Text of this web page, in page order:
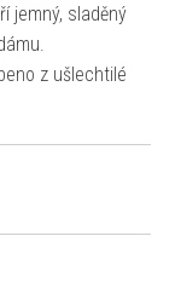
jemný, sladěný
z ušlechtilé